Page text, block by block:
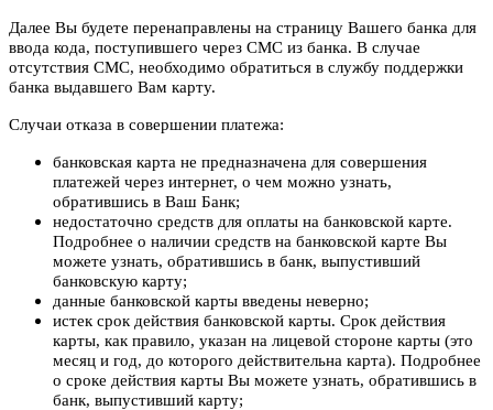
Далее Вы будете перенаправлены на страницу Вашего банка для
ввода кода, поступившего через СМС из банка. В случае
отсутствия СМС, необходимо обратиться в службу поддержки
банка выдавшего Вам карту.
Случаи отказа в совершении платежа:
банковская карта не предназначена для совершения
платежей через интернет, о чем можно узнать,
обратившись в Ваш Банк;
недостаточно средств для оплаты на банковской карте.
Подробнее о наличии средств на банковской карте Вы
можете узнать, обратившись в банк, выпустивший
банковскую карту;
данные банковской карты введены неверно;
истек срок действия банковской карты. Срок действия
карты, как правило, указан на лицевой стороне карты (это
месяц и год, до которого действительна карта). Подробнее
о сроке действия карты Вы можете узнать, обратившись в
банк, выпустивший карту;